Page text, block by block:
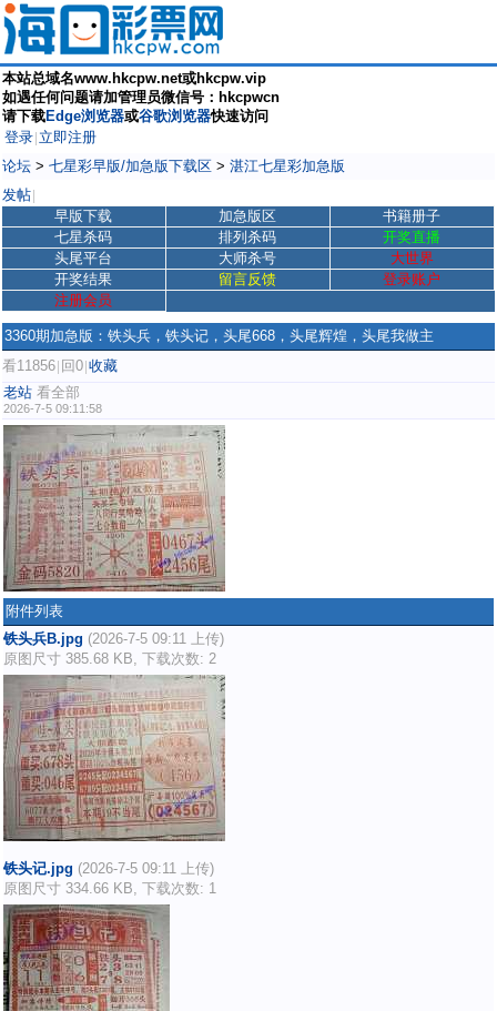
本站总域名www.hkcpw.net或hkcpw.vip
如遇任何问题请加管理员微信号：hkcpwcn
请下载Edge浏览器或谷歌浏览器快速访问
登录 立即注册
论坛 > 七星彩早版/加急版下载区 > 湛江七星彩加急版
发帖
早版下载 加急版区
书籍册子
七星杀码
排列杀码
开奖直播
头尾平台
大师杀号
大世界
开奖结果
留言反馈
登录账户
注册会员
3360期加急版：铁头兵，铁头记，头尾668，头尾辉煌，头尾我做主
看11856 回0 收藏
老站 看全部
2026-7-5 09:11:58
附件列表
铁头兵B.jpg (2026-7-5 09:11 上传)
原图尺寸 385.68 KB, 下载次数: 2
铁头记.jpg (2026-7-5 09:11 上传)
原图尺寸 334.66 KB, 下载次数: 1